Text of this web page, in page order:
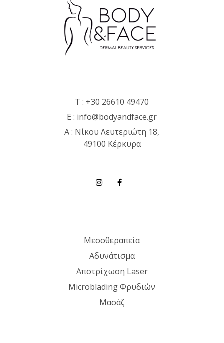
T : +30 26610 49470
E : info@bodyandface.gr
Α : Νίκου Λευτεριώτη 18,
49100 Κέρκυρα
Μεσοθεραπεία
Αδυνάτισμα
Αποτρίχωση Laser
Microblading Φρυδιών
Μασάζ